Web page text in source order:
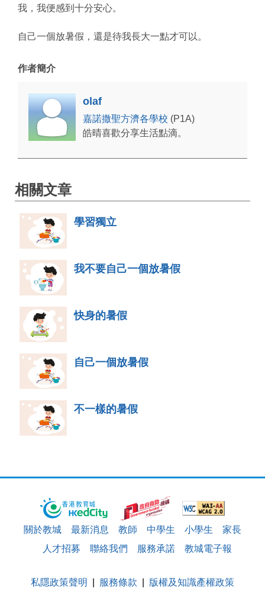
我，我便感到十分安心。
自己一個放暑假，還是待我長大一點才可以。
作者簡介
olaf
嘉諾撒聖方濟各學校 (P1A)
皓晴喜歡分享生活點滴。
相關文章
學習獨立
我不要自己一個放暑假
快身的暑假
自己一個放暑假
不一樣的暑假
關於教城 最新消息 教師 中學生 小學生
家長
人才招募
聯絡我們 服務承諾 教城電子報
私隱政策聲明 服務條款 版權及知識產權政策